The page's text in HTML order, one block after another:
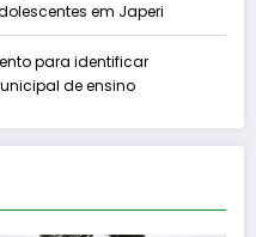
em Japeri
para identificar
de ensino